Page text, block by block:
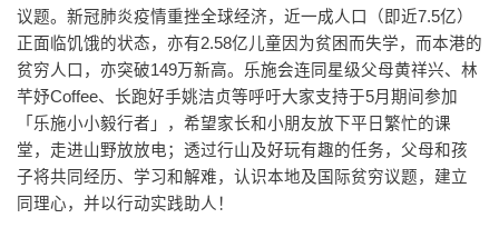
议题。新冠肺炎疫情重挫全球经济，近一成人口（即近7.5亿）
正面临饥饿的状态，亦有2.58亿儿童因为贫困而失学，而本港的
贫穷人口，亦突破149万新高。乐施会连同星级父母黄祥兴、林
芊妤Coffee、长跑好手姚洁贞等呼吁大家支持于5月期间参加
「乐施小小毅行者」，希望家长和小朋友放下平日繁忙的课
堂，走进山野放放电；透过行山及好玩有趣的任务，父母和孩
子将共同经历、学习和解难，认识本地及国际贫穷议题，建立
同理心，并以行动实践助人！